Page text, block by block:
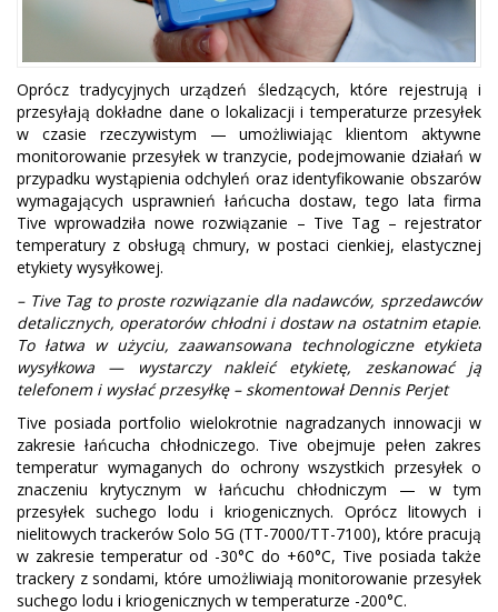
Oprócz tradycyjnych urządzeń śledzących, które rejestrują i
przesyłają dokładne dane o lokalizacji i temperaturze przesyłek
w czasie rzeczywistym — umożliwiając klientom aktywne
monitorowanie przesyłek w tranzycie, podejmowanie działań w
przypadku wystąpienia odchyleń oraz identyfikowanie obszarów
wymagających usprawnień łańcucha dostaw, tego lata firma
Tive wprowadziła nowe rozwiązanie – Tive Tag – rejestrator
temperatury z obsługą chmury, w postaci cienkiej, elastycznej
etykiety wysyłkowej.
– Tive Tag to proste rozwiązanie dla nadawców, sprzedawców
detalicznych, operatorów chłodni i dostaw na ostatnim etapie.
To łatwa w użyciu, zaawansowana technologiczne etykieta
wysyłkowa — wystarczy nakleić etykietę, zeskanować ją
telefonem i wysłać przesyłkę – skomentował Dennis Perjet
Tive posiada portfolio wielokrotnie nagradzanych innowacji w
zakresie łańcucha chłodniczego. Tive obejmuje pełen zakres
temperatur wymaganych do ochrony wszystkich przesyłek o
znaczeniu krytycznym w łańcuchu chłodniczym — w tym
przesyłek suchego lodu i kriogenicznych. Oprócz litowych i
nielitowych trackerów Solo 5G (TT-7000/TT-7100), które pracują
w zakresie temperatur od -30°C do +60°C, Tive posiada także
trackery z sondami, które umożliwiają monitorowanie przesyłek
suchego lodu i kriogenicznych w temperaturze -200°C.